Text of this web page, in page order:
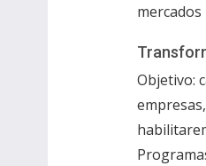
Objetivo: